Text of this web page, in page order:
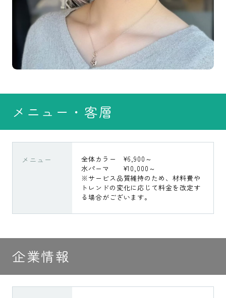
メニュー・客層
メニュー
全体カラー ¥6,900～
水パーマ ¥10,000～
※サービス品質維持のため、材料費や
トレンドの変化に応じて料金を改定す
る場合がございます。
企業情報